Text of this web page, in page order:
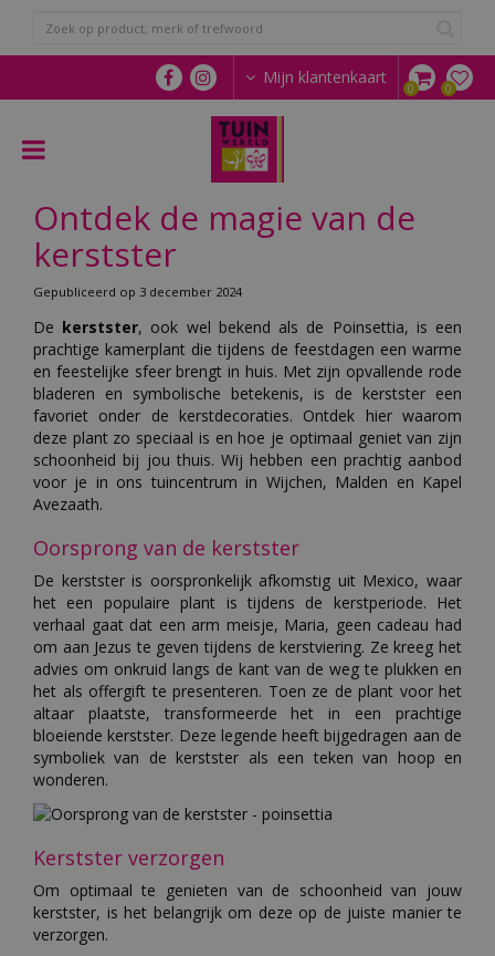
n
a
Mijn klantenkaart
Ontdek de magie van de
kerstster
Gepubliceerd op 3 december 2024
De kerstster, ook wel bekend als de Poinsettia, is een
prachtige kamerplant die tijdens de feestdagen een warme
en feestelijke sfeer brengt in huis. Met zijn opvallende rode
bladeren en symbolische betekenis, is de kerstster een
favoriet onder de kerstdecoraties. Ontdek hier waarom
deze plant zo speciaal is en hoe je optimaal geniet van zijn
schoonheid bij jou thuis. Wij hebben een prachtig aanbod
voor je in ons tuincentrum in Wijchen, Malden en Kapel
Avezaath.
Oorsprong van de kerstster
De kerstster is oorspronkelijk afkomstig uit Mexico, waar
het een populaire plant is tijdens de kerstperiode. Het
verhaal gaat dat een arm meisje, Maria, geen cadeau had
om aan Jezus te geven tijdens de kerstviering. Ze kreeg het
advies om onkruid langs de kant van de weg te plukken en
het als offergift te presenteren. Toen ze de plant voor het
altaar plaatste, transformeerde het in een prachtige
bloeiende kerstster. Deze legende heeft bijgedragen aan de
symboliek van de kerstster als een teken van hoop en
wonderen.
Kerstster verzorgen
Om optimaal te genieten van de schoonheid van jouw
kerstster, is het belangrijk om deze op de juiste manier te
verzorgen.